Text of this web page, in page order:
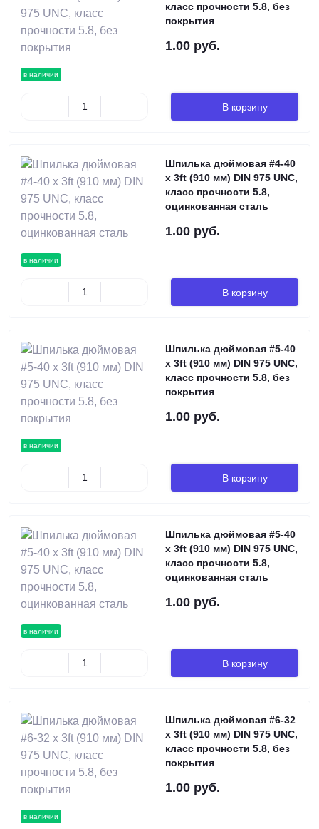
в наличии
класс прочности 5.8, без
покрытия
1.00 руб.
В корзину
в наличии
Шпилька дюймовая #4-40
х 3ft (910 мм) DIN 975 UNC,
класс прочности 5.8,
оцинкованная сталь
1.00 руб.
В корзину
в наличии
Шпилька дюймовая #5-40
х 3ft (910 мм) DIN 975 UNC,
класс прочности 5.8, без
покрытия
1.00 руб.
В корзину
в наличии
Шпилька дюймовая #5-40
х 3ft (910 мм) DIN 975 UNC,
класс прочности 5.8,
оцинкованная сталь
1.00 руб.
В корзину
в наличии
Шпилька дюймовая #6-32
х 3ft (910 мм) DIN 975 UNC,
класс прочности 5.8, без
покрытия
1.00 руб.